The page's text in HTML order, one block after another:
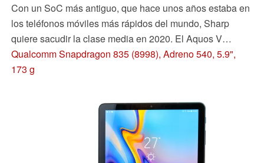
Con un SoC más antiguo, que hace unos años estaba en
los teléfonos móviles más rápidos del mundo, Sharp
quiere sacudir la clase media en 2020. El Aquos V
también ofrece una cámara dual y una memoria rápida.
Esto aumenta las expectativas, lo que comprobaremos en
Qualcomm Snapdragon 835 (8998), Adreno 540, 5.9",
173 g